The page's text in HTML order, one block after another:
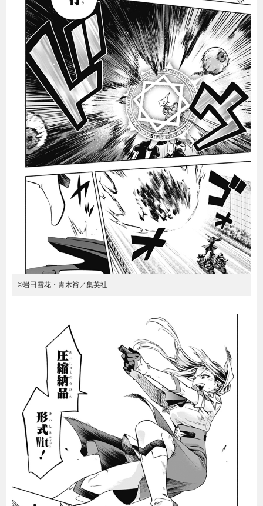
©岩田雪花・青木裕／集英社